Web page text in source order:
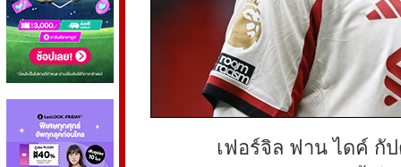
เฟอร์จิล ฟาน ไดค์ กั